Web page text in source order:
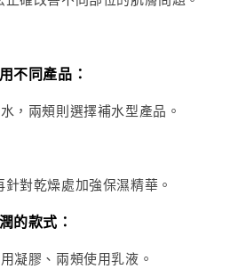
不同產品 ：
，兩頰則選擇補水型產品。
對乾燥處加強保濕精華。
的款式 ：
凝膠、兩頰使用乳液。